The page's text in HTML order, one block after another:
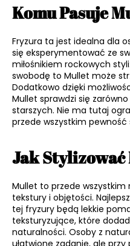
Komu Pasuje
Fryzura ta jest idealna dla
się eksperymentować ze
miłośnikiem rockowych
swobodę to Mullet może
Dodatkowo dzięki
Mullet sprawdzi się
starszych. Nie ma tutaj
przede wszystkim
Jak
Mullet to przede wszystkim
tekstury i objętości.
tej fryzury będą lekkie
teksturyzujące, które
naturalności. Osoby z